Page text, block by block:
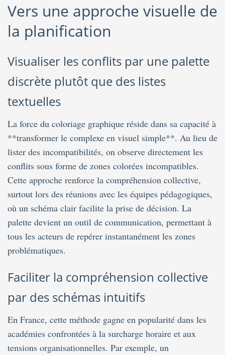
Vers une approche visuelle de
la planification
Visualiser les conflits par une palette
discrète plutôt que des listes
textuelles
La force du coloriage graphique réside dans sa capacité à
**transformer le complexe en visuel simple**. Au lieu de
lister des incompatibilités, on observe directement les
conflits sous forme de zones colorées incompatibles.
Cette approche renforce la compréhension collective,
surtout lors des réunions avec les équipes pédagogiques,
où un schéma clair facilite la prise de décision. La
palette devient un outil de communication, permettant à
tous les acteurs de repérer instantanément les zones
problématiques.
Faciliter la compréhension collective
par des schémas intuitifs
En France, cette méthode gagne en popularité dans les
académies confrontées à la surcharge horaire et aux
tensions organisationnelles. Par exemple, un